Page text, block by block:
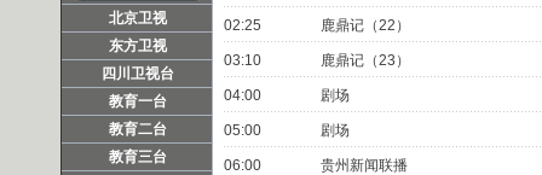
北京卫视
东方卫视
四川卫视台
教育一台
教育二台
教育三台
02:25 鹿鼎记（22）
03:10 鹿鼎记（23）
04:00 剧场
05:00 剧场
06:00 贵州新闻联播